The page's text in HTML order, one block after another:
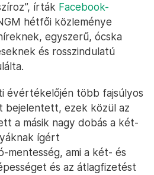
írták Facebook-
hétfői közleménye
egyszerű, ócska
és rosszindulatú
évértékelőjén több fajsúlyos
bejelentett, ezek közül az
a másik nagy dobás a két-
ígért
mentesség, ami a két- és
és az átlagfizetést